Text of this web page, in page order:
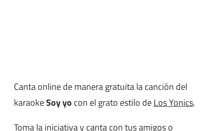
Canta online de manera gratuita la canción del
karaokeSoy yo con el grato estilo deLos Yonics.
Toma la iniciativa y canta con tus amigos o